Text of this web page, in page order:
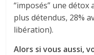
“imposés” une détox
plus détendus, 28%
libération).
Alors si vous aussi,